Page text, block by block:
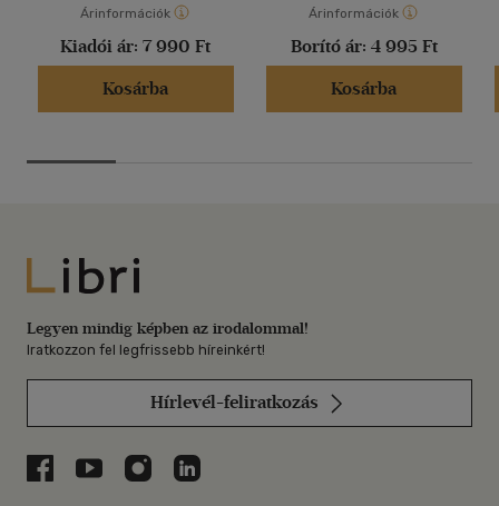
Árinformációk
Kiadói ár: 7 990 Ft
Kosárba
Árinformációk
Borító ár: 4 995 Ft
Kosárba
Libri
Legyen mindig képben az irodalommal!
Iratkozzon fel legfrissebb híreinkért!
Hírlevél-feliratkozás
Libri a Facebookon
Libri a Youtube-on
Libri az Instagramon
Libri a LinkedInen